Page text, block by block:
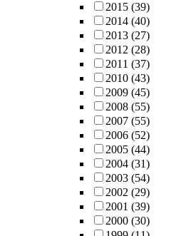
2015 (39)
2014 (40)
2013 (27)
2012 (28)
2011 (37)
2010 (43)
2009 (45)
2008 (55)
2007 (55)
2006 (52)
2005 (44)
2004 (31)
2003 (54)
2002 (29)
2001 (39)
2000 (30)